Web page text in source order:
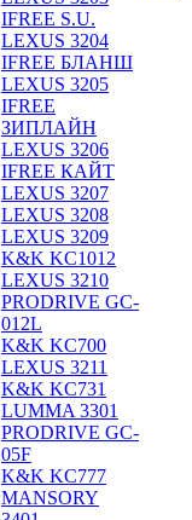
IFREE S.U.
LEXUS 3204
IFREE БЛАНШ
LEXUS 3205
IFREE
ЗИПЛАЙН
LEXUS 3206
IFREE КАЙТ
LEXUS 3207
LEXUS 3208
LEXUS 3209
K&K KC1012
LEXUS 3210
PRODRIVE GC-
012L
K&K KC700
LEXUS 3211
K&K KC731
LUMMA 3301
PRODRIVE GC-
05F
K&K KC777
MANSORY